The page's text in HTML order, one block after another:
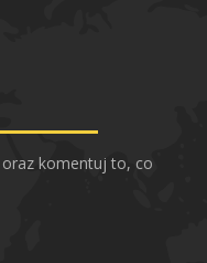
komentuj to, co